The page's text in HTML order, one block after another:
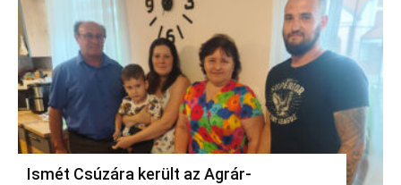
Ismét Csúzára került az Agrár-